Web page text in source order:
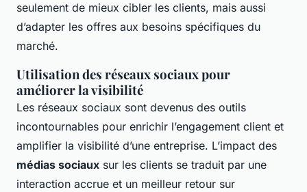
seulement de mieux cibler les clients, mais aussi
d’adapter les offres aux besoins spécifiques du
marché.
Utilisation des réseaux sociaux pour
améliorer la visibilité
Les réseaux sociaux sont devenus des outils
incontournables pour enrichir l’engagement client et
amplifier la visibilité d’une entreprise. L’impact des
médias sociaux sur les clients se traduit par une
interaction accrue et un meilleur retour sur